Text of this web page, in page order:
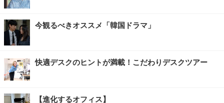
今観るべきオススメ「韓国ドラマ」
快適デスクのヒントが満載！こだわりデスクツアー
【進化するオフィス】